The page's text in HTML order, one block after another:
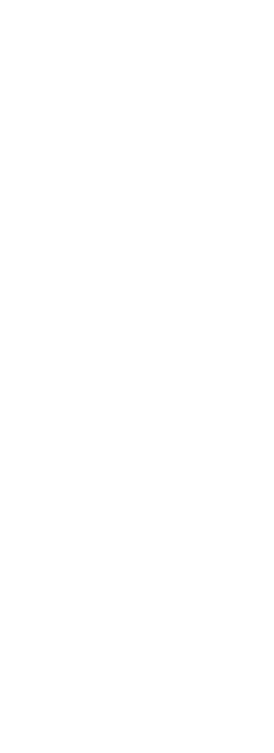
Interessengruppe innerhalb der
und Wirken eines organisierten
und von anderen Medien mit dem
wurde angemerkt, dass
und andere CSU-Politiker, der 1993